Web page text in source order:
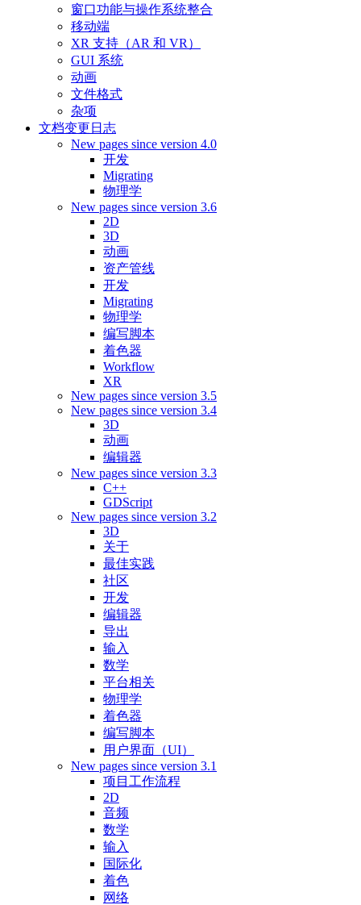
窗口功能与操作系统整合
移动端
XR 支持（AR 和 VR）
GUI 系统
动画
文件格式
杂项
文档变更日志
New pages since version 4.0
开发
Migrating
物理学
New pages since version 3.6
2D
3D
动画
资产管线
开发
Migrating
物理学
编写脚本
着色器
Workflow
XR
New pages since version 3.5
New pages since version 3.4
3D
动画
编辑器
New pages since version 3.3
C++
GDScript
New pages since version 3.2
3D
关于
最佳实践
社区
开发
编辑器
导出
输入
数学
平台相关
物理学
着色器
编写脚本
用户界面（UI）
New pages since version 3.1
项目工作流程
2D
音频
数学
输入
国际化
着色
网络